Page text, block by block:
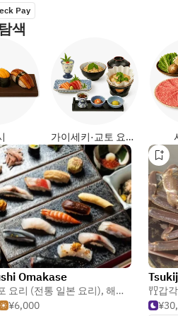
Pay
색
가이세키·교토 요리 (일식)
Omakase
요리 (전통 일본 요리), 해산물
¥6,000
갑